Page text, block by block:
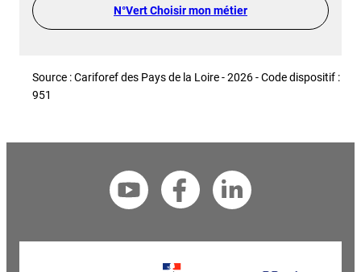
N°Vert Choisir mon métier
Source : Cariforef des Pays de la Loire - 2026 - Code dispositif :
951